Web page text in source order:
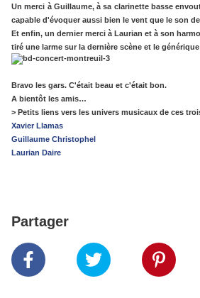
Un merci à Guillaume, à sa clarinette basse
capable d'évoquer aussi bien le vent que le son
Et enfin, un dernier merci à Laurian et à son
tiré une larme sur la dernière scène et le
Bravo les gars. C'était beau et c'était bon.
A bientôt les amis…
> Petits liens vers les univers musicaux de ces
Xavier Llamas
Guillaume Christophel
Laurian Daire
Partager